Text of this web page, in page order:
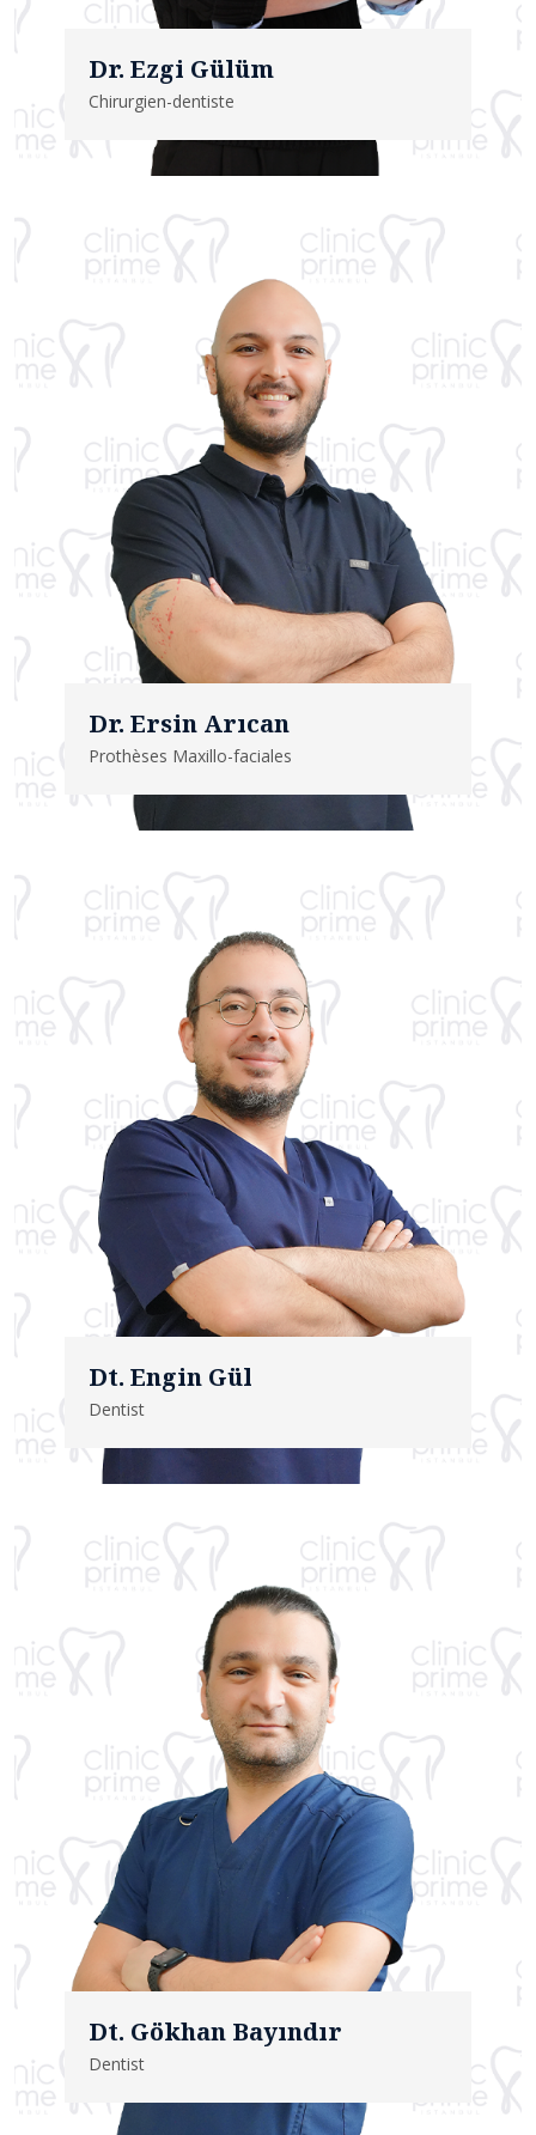
Dr. Ezgi Gülüm
Chirurgien-dentiste
Dr. Ersin Arıcan
Prothèses Maxillo-faciales
Dt. Engin Gül
Dentist
Dt. Gökhan Bayındır
Dentist